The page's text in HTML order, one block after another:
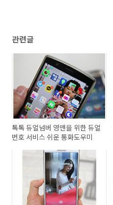
관련글
톡톡 듀얼넘버 영맨을 위한 듀얼
번호 서비스 쉬운 통화도우미